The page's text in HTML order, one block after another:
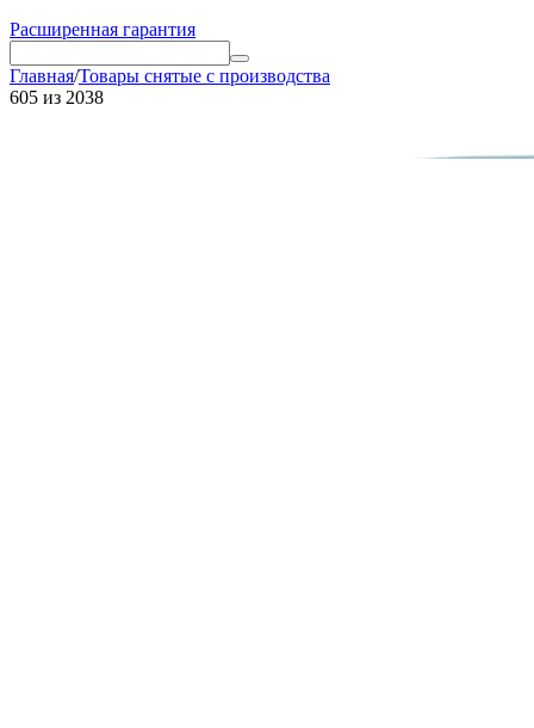
Расширенная гарантия
Главная/Товары снятые с производства
605 из 2038